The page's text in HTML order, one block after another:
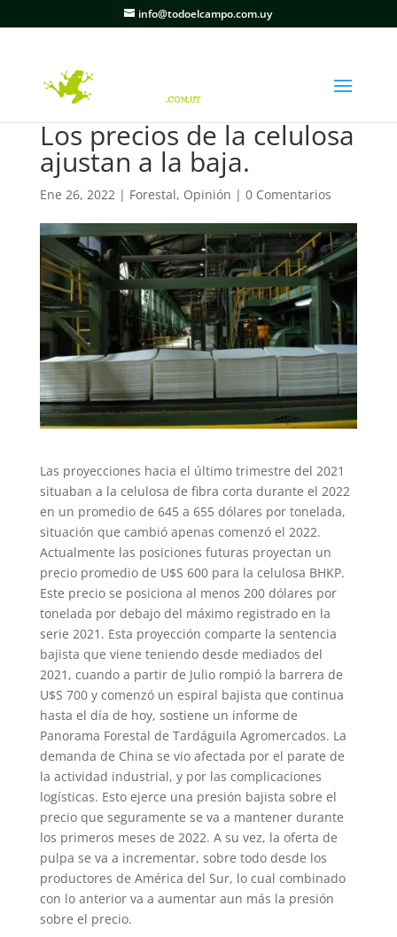
info@todoelcampo.com.uy
Los precios de la celulosa
ajustan a la baja.
Ene 26, 2022| Forestal, Opinión | 0 Comentarios
Las proyecciones hacia el último trimestre del 2021
situaban a la celulosa de fibra corta durante el 2022
en un promedio de 645 a 655 dólares por tonelada,
situación que cambió apenas comenzó el 2022.
Actualmente las posiciones futuras proyectan un
precio promedio de U$S 600 para la celulosa BHKP.
Este precio se posiciona al menos 200 dólares por
tonelada por debajo del máximo registrado en la
serie 2021. Esta proyección comparte la sentencia
bajista que viene teniendo desde mediados del
2021, cuando a partir de Julio rompió la barrera de
U$S 700 y comenzó un espiral bajista que continua
hasta el día de hoy, sostiene un informe de
Panorama Forestal de Tardáguila Agromercados. La
demanda de China se vio afectada por el parate de
la actividad industrial, y por las complicaciones
logísticas. Esto ejerce una presión bajista sobre el
precio que seguramente se va a mantener durante
los primeros meses de 2022. A su vez, la oferta de
pulpa se va a incrementar, sobre todo desde los
productores de América del Sur, lo cual combinado
con lo anterior va a aumentar aun más la presión
sobre el precio.